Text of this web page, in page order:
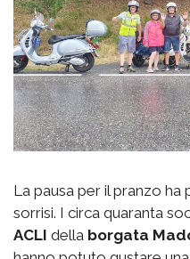
La pausa per il pranzo
sorrisi. I circa quaranta
ACLI della borgata